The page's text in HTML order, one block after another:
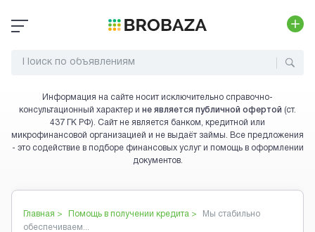
Информация на сайте носит исключительно справочно-
консультационный характер и не является публичной офертой (ст.
437 ГК РФ). Сайт не является банком, кредитной или
микрофинансовой организацией и не выдаёт займы. Все предложения
- это содействие в подборе финансовых услуг и помощь в оформлении
документов.
Главная > Помощь в получении кредита >
Мы стабильно
обеспечиваем...